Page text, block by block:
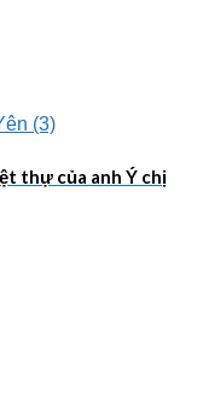
thự của anh Ý chị